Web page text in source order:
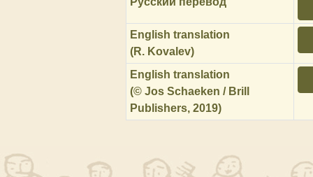
English translation
(R. Kovalev)
English translation
(© Jos Schaeken / Brill
Publishers, 2019)